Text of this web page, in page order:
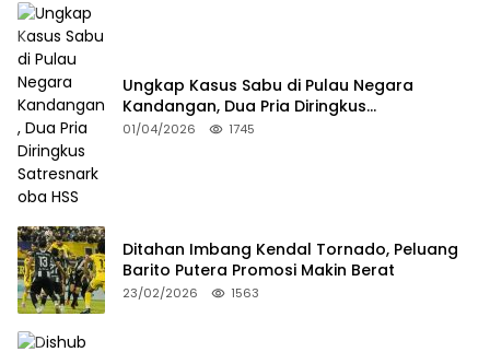
Ungkap Kasus Sabu di Pulau Negara
Kandangan, Dua Pria Diringkus
Satresnarkoba HSS
01/04/2026 1745
Ditahan Imbang Kendal Tornado, Peluang
Barito Putera Promosi Makin Berat
23/02/2026 1563